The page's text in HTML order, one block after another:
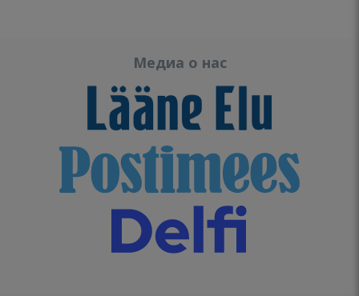
Медиа о нас